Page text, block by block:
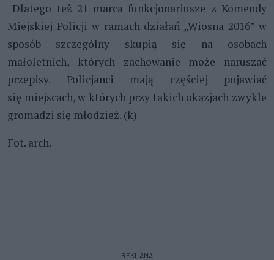
Dlatego też 21 marca funkcjonariusze z Komendy
Miejskiej Policji w ramach działań „Wiosna 2016” w
sposób szczególny skupią się na osobach
małoletnich, których zachowanie może naruszać
przepisy. Policjanci mają częściej pojawiać
się miejscach, w których przy takich okazjach zwykle
gromadzi się młodzież. (k)
Fot. arch.
REKLAMA